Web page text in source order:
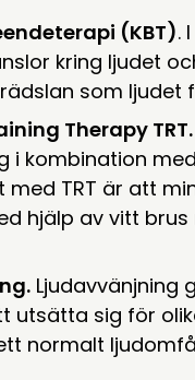
(KBT).
kring ljudet
som ljudet
Therapy TRT.
i kombination
med TRT är att
hjälp av vitt
Ljudavvänjning
utsätta sig för
normalt